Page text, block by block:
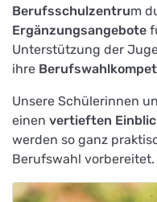
Berufsschulzentrum
Ergänzungsangebote
Unterstützung der
ihre
Unsere Schülerinnen
einen vertieften
werden so ganz
Berufswahl vorbereitet.